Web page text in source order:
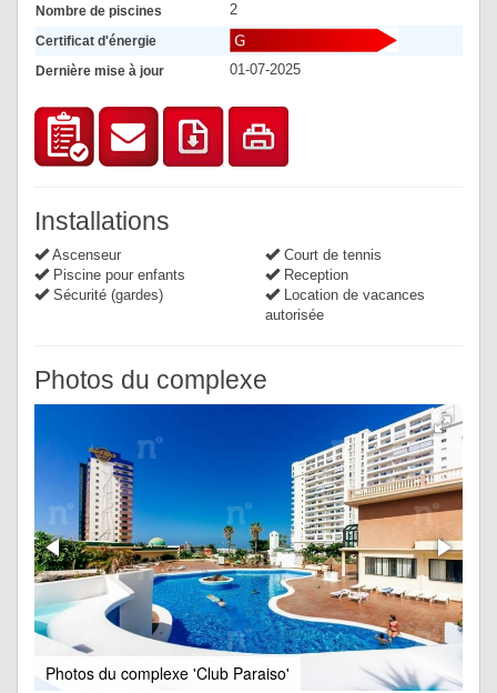
Nombre de piscines 2
Certificat d'énergie
Dernière mise à jour 01-07-2025
Installations
Ascenseur
Court de tennis
Piscine pour enfants
Reception
Sécurité (gardes)
Location de vacances
autorisée
Photos du complexe
Photos du complexe 'Club Paraiso'